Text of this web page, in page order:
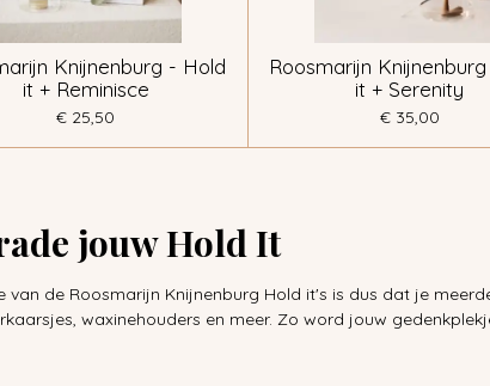
Knijnenburg - Hold
it + Reminisce
€ 25,50
Roosmarijn
it + Serenity
€ 35,00
jouw Hold It
van de Roosmarijn Knijnenburg Hold it's is dus dat je
waxinehouders en meer. Zo word jouw